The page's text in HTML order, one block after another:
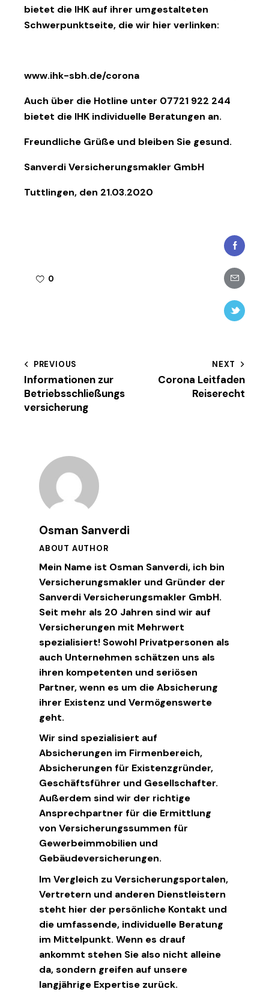
bietet die IHK auf ihrer umgestalteten
Schwerpunktseite, die wir hier verlinken:
www.ihk-sbh.de/corona
Auch über die Hotline unter 07721 922 244
bietet die IHK individuelle Beratungen an.
Freundliche Grüße und bleiben Sie gesund.
Sanverdi Versicherungsmakler GmbH
Tuttlingen, den 21.03.2020
0
Facebook
Share-
email
Twitter-
Beitragsnavigation
PREVIOUS
Informationen zur
Betriebsschließungs
versicherung
NEXT
Corona Leitfaden
Reiserecht
Osman Sanverdi
ABOUT AUTHOR
Mein Name ist Osman Sanverdi, ich bin
Versicherungsmakler und Gründer der
Sanverdi Versicherungsmakler GmbH.
Seit mehr als 20 Jahren sind wir auf
Versicherungen mit Mehrwert
spezialisiert! Sowohl Privatpersonen als
auch Unternehmen schätzen uns als
ihren kompetenten und seriösen
Partner, wenn es um die Absicherung
ihrer Existenz und Vermögenswerte
geht.
Wir sind spezialisiert auf
Absicherungen im Firmenbereich,
Absicherungen für Existenzgründer,
Geschäftsführer und Gesellschafter.
Außerdem sind wir der richtige
Ansprechpartner für die Ermittlung
von Versicherungssummen für
Gewerbeimmobilien und
Gebäudeversicherungen.
Im Vergleich zu Versicherungsportalen,
Vertretern und anderen Dienstleistern
steht hier der persönliche Kontakt und
die umfassende, individuelle Beratung
im Mittelpunkt. Wenn es drauf
ankommt stehen Sie also nicht alleine
da, sondern greifen auf unsere
langjährige Expertise zurück.